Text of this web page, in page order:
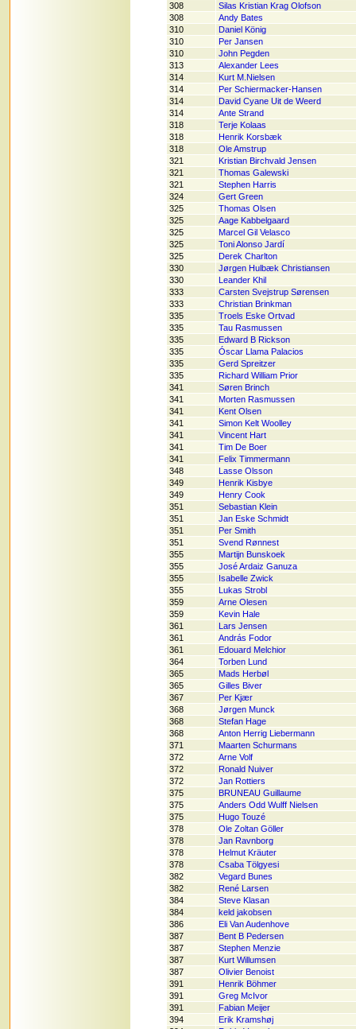
308
Silas Kristian Krag Olofson
308
Andy Bates
310
Daniel König
310
Per Jansen
310
John Pegden
313
Alexander Lees
314
Kurt M.Nielsen
314
Per Schiermacker-Hansen
314
David Cyane Uit de Weerd
314
Ante Strand
318
Terje Kolaas
318
Henrik Korsbæk
318
Ole Amstrup
321
Kristian Birchvald Jensen
321
Thomas Galewski
321
Stephen Harris
324
Gert Green
325
Thomas Olsen
325
Aage Kabbelgaard
325
Marcel Gil Velasco
325
Toni Alonso Jardí
325
Derek Charlton
330
Jørgen Hulbæk Christiansen
330
Leander Khil
333
Carsten Svejstrup Sørensen
333
Christian Brinkman
335
Troels Eske Ortvad
335
Tau Rasmussen
335
Edward B Rickson
335
Óscar Llama Palacios
335
Gerd Spreitzer
335
Richard William Prior
341
Søren Brinch
341
Morten Rasmussen
341
Kent Olsen
341
Simon Kelt Woolley
341
Vincent Hart
341
Tim De Boer
341
Felix Timmermann
348
Lasse Olsson
349
Henrik Kisbye
349
Henry Cook
351
Sebastian Klein
351
Jan Eske Schmidt
351
Per Smith
351
Svend Rønnest
355
Martijn Bunskoek
355
José Ardaiz Ganuza
355
Isabelle Zwick
355
Lukas Strobl
359
Arne Olesen
359
Kevin Hale
361
Lars Jensen
361
András Fodor
361
Edouard Melchior
364
Torben Lund
365
Mads Herbøl
365
Gilles Biver
367
Per Kjær
368
Jørgen Munck
368
Stefan Hage
368
Anton Herrig Liebermann
371
Maarten Schurmans
372
Arne Volf
372
Ronald Nuiver
372
Jan Rottiers
375
BRUNEAU Guillaume
375
Anders Odd Wulff Nielsen
375
Hugo Touzé
378
Ole Zoltan Göller
378
Jan Ravnborg
378
Helmut Kräuter
378
Csaba Tölgyesi
382
Vegard Bunes
382
René Larsen
384
Steve Klasan
384
keld jakobsen
386
Eli Van Audenhove
387
Bent B Pedersen
387
Stephen Menzie
387
Kurt Willumsen
387
Olivier Benoist
391
Henrik Böhmer
391
Greg McIvor
391
Fabian Meijer
394
Erik Kramshøj